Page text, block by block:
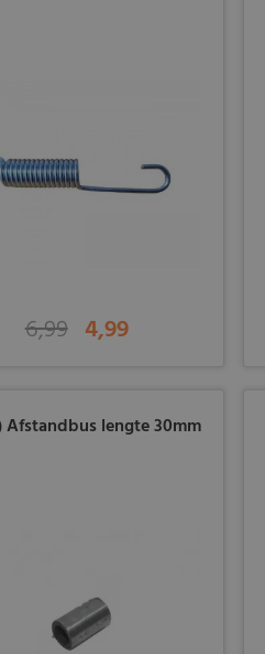
6,99 4,99
Afstandbus lengte 30mm